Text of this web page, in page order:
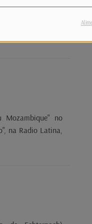
estiveram à
presidente e
Mozambique" no
na Radio Latina,